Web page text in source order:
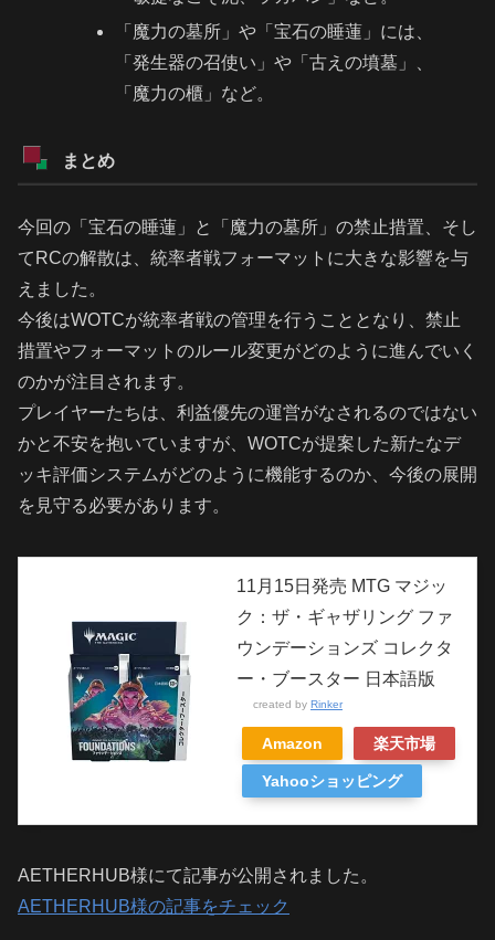
「魔力の墓所」や「宝石の睡蓮」には、
「発生器の召使い」や「古えの墳墓」、
「魔力の櫃」など。
まとめ
今回の「宝石の睡蓮」と「魔力の墓所」の禁止措置、そし
てRCの解散は、統率者戦フォーマットに大きな影響を与
えました。
今後はWOTCが統率者戦の管理を行うこととなり、禁止
措置やフォーマットのルール変更がどのように進んでいく
のかが注目されます。
プレイヤーたちは、利益優先の運営がなされるのではない
かと不安を抱いていますが、WOTCが提案した新たなデ
ッキ評価システムがどのように機能するのか、今後の展開
を見守る必要があります。
11月15日発売 MTG マジッ
ク：ザ・ギャザリング ファ
ウンデーションズ コレクタ
ー・ブースター 日本語版
created by Rinker
Amazon 楽天市場
Yahooショッピング
AETHERHUB様にて記事が公開されました。
AETHERHUB様の記事をチェック